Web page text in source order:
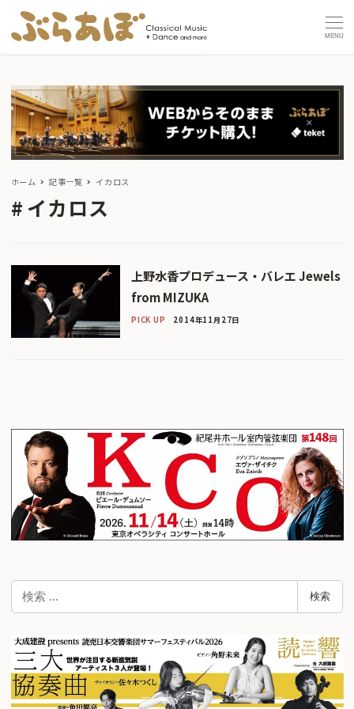
MENU
ホーム 記事一覧 イカロス
イカロス
上野水香プロデュース・バレエ Jewels
from MIZUKA
PICK UP 2014年11月27日
検
検索